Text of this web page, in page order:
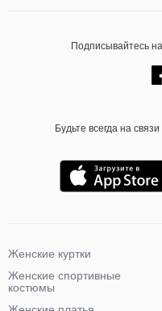
Подписывайтесь
Будьте всегда на
Женские куртки
Женские спортивные
костюмы